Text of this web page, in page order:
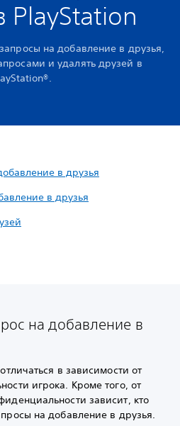
PlayStation
на добавление в друзья,
и удалять друзей в
в друзья
в друзья
на добавление в
в зависимости от
игрока. Кроме того, от
зависит, кто
на добавление в друзья.